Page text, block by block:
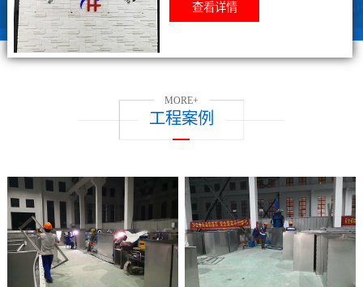
查看详情
MORE+
工程案例